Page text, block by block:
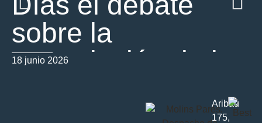
sobre la
prescripción de los
18 junio 2026
Aribau
175,